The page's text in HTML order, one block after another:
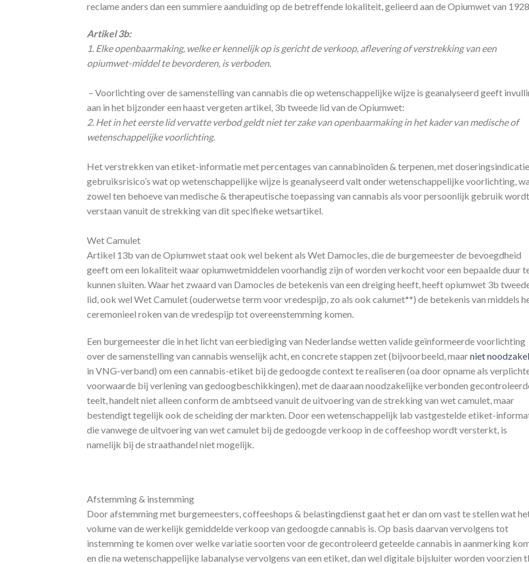
reclame anders dan een summiere aanduiding op de betreffende lokaliteit, gelieerd aan de Opiumwet van
Artikel 3b:
1. Elke openbaarmaking, welke er kennelijk op is gericht de verkoop, aflevering of verstrekking van een
opiumwet-middel te bevorderen, is verboden.
– Voorlichting over de samenstelling van cannabis die op wetenschappelijke wijze is geanalyseerd geeft
aan in het bijzonder een haast vergeten artikel, 3b tweede lid van de Opiumwet:
2. Het in het eerste lid vervatte verbod geldt niet ter zake van openbaarmaking in het kader van medische of
wetenschappelijke voorlichting.
Het verstrekken van etiket-informatie met percentages van cannabinoïden & terpenen, met
gebruiksrisico’s wat op wetenschappelijke wijze is geanalyseerd valt onder wetenschappelijke voorlichting,
zowel ten behoeve van medische & therapeutische toepassing van cannabis als voor persoonlijk gebruik wordt
verstaan vanuit de strekking van dit specifieke wetsartikel.
Wet Camulet
Artikel 13b van de Opiumwet staat ook wel bekent als Wet Damocles, die de burgemeester de bevoegdheid
geeft om een lokaliteit waar opiumwetmiddelen voorhandig zijn of worden verkocht voor een bepaalde duur
kunnen sluiten. Waar het zwaard van Damocles de betekenis van een dreiging heeft, heeft opiumwet 3b
lid, ook wel Wet Camulet (ouderwetse term voor vredespijp, zo als ook calumet**) de betekenis van middels
ceremonieel roken van de vredespijp tot overeenstemming komen.
Een burgemeester die in het licht van eerbiediging van Nederlandse wetten valide geïnformeerde voorlichting
over de samenstelling van cannabis wenselijk acht, en concrete stappen zet (bijvoorbeeld, maarniet
in VNG-verband) om een cannabis-etiket bij de gedoogde context te realiseren (oa door opname als
voorwaarde bij verlening van gedoogbeschikkingen), met de daaraan noodzakelijke verbonden
teelt, handelt niet alleen conform de ambtseed vanuit de uitvoering van de strekking van wet camulet, maar
bestendigt tegelijk ook de scheiding der markten. Door een wetenschappelijk lab vastgestelde etiket-
die vanwege de uitvoering van wet camulet bij de gedoogde verkoop in de coffeeshop wordt versterkt, is
namelijk bij de straathandel niet mogelijk.
Afstemming & instemming
Door afstemming met burgemeesters, coffeeshops & belastingdienst gaat het er dan om vast te stellen wat
volume van de werkelijk gemiddelde verkoop van gedoogde cannabis is. Op basis daarvan vervolgens tot
instemming te komen over welke variatie soorten voor de gecontroleerd geteelde cannabis in aanmerking
en die na wetenschappelijke labanalyse vervolgens van een etiket, dan wel digitale bijsluiter worden voorzien